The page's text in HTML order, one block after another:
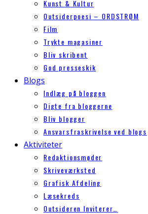
Kunst & Kultur
Outsiderpoesi – ORDSTRØM
Film
Trykte magasiner
Bliv skribent
God presseskik
Blogs
Indlæg på bloggen
Digte fra bloggerne
Bliv blogger
Ansvarsfraskrivelse ved blogs
Aktiviteter
Redaktionsmøder
Skriveværksted
Grafisk Afdeling
Læsekreds
Outsideren Inviterer…